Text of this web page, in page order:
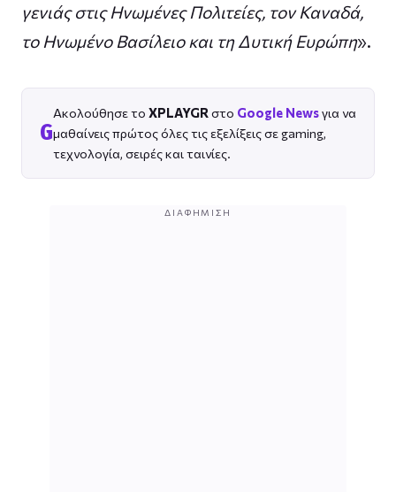
γενιάς στις Ηνωμένες Πολιτείες, τον Καναδά,
το Ηνωμένο Βασίλειο και τη Δυτική Ευρώπη».
G
Ακολούθησε το XPLAYGR στο Google Newsγια να
μαθαίνεις πρώτος όλες τις εξελίξεις σε gaming,
τεχνολογία, σειρές και ταινίες.
ΔΙΑΦΉΜΙΣΗ